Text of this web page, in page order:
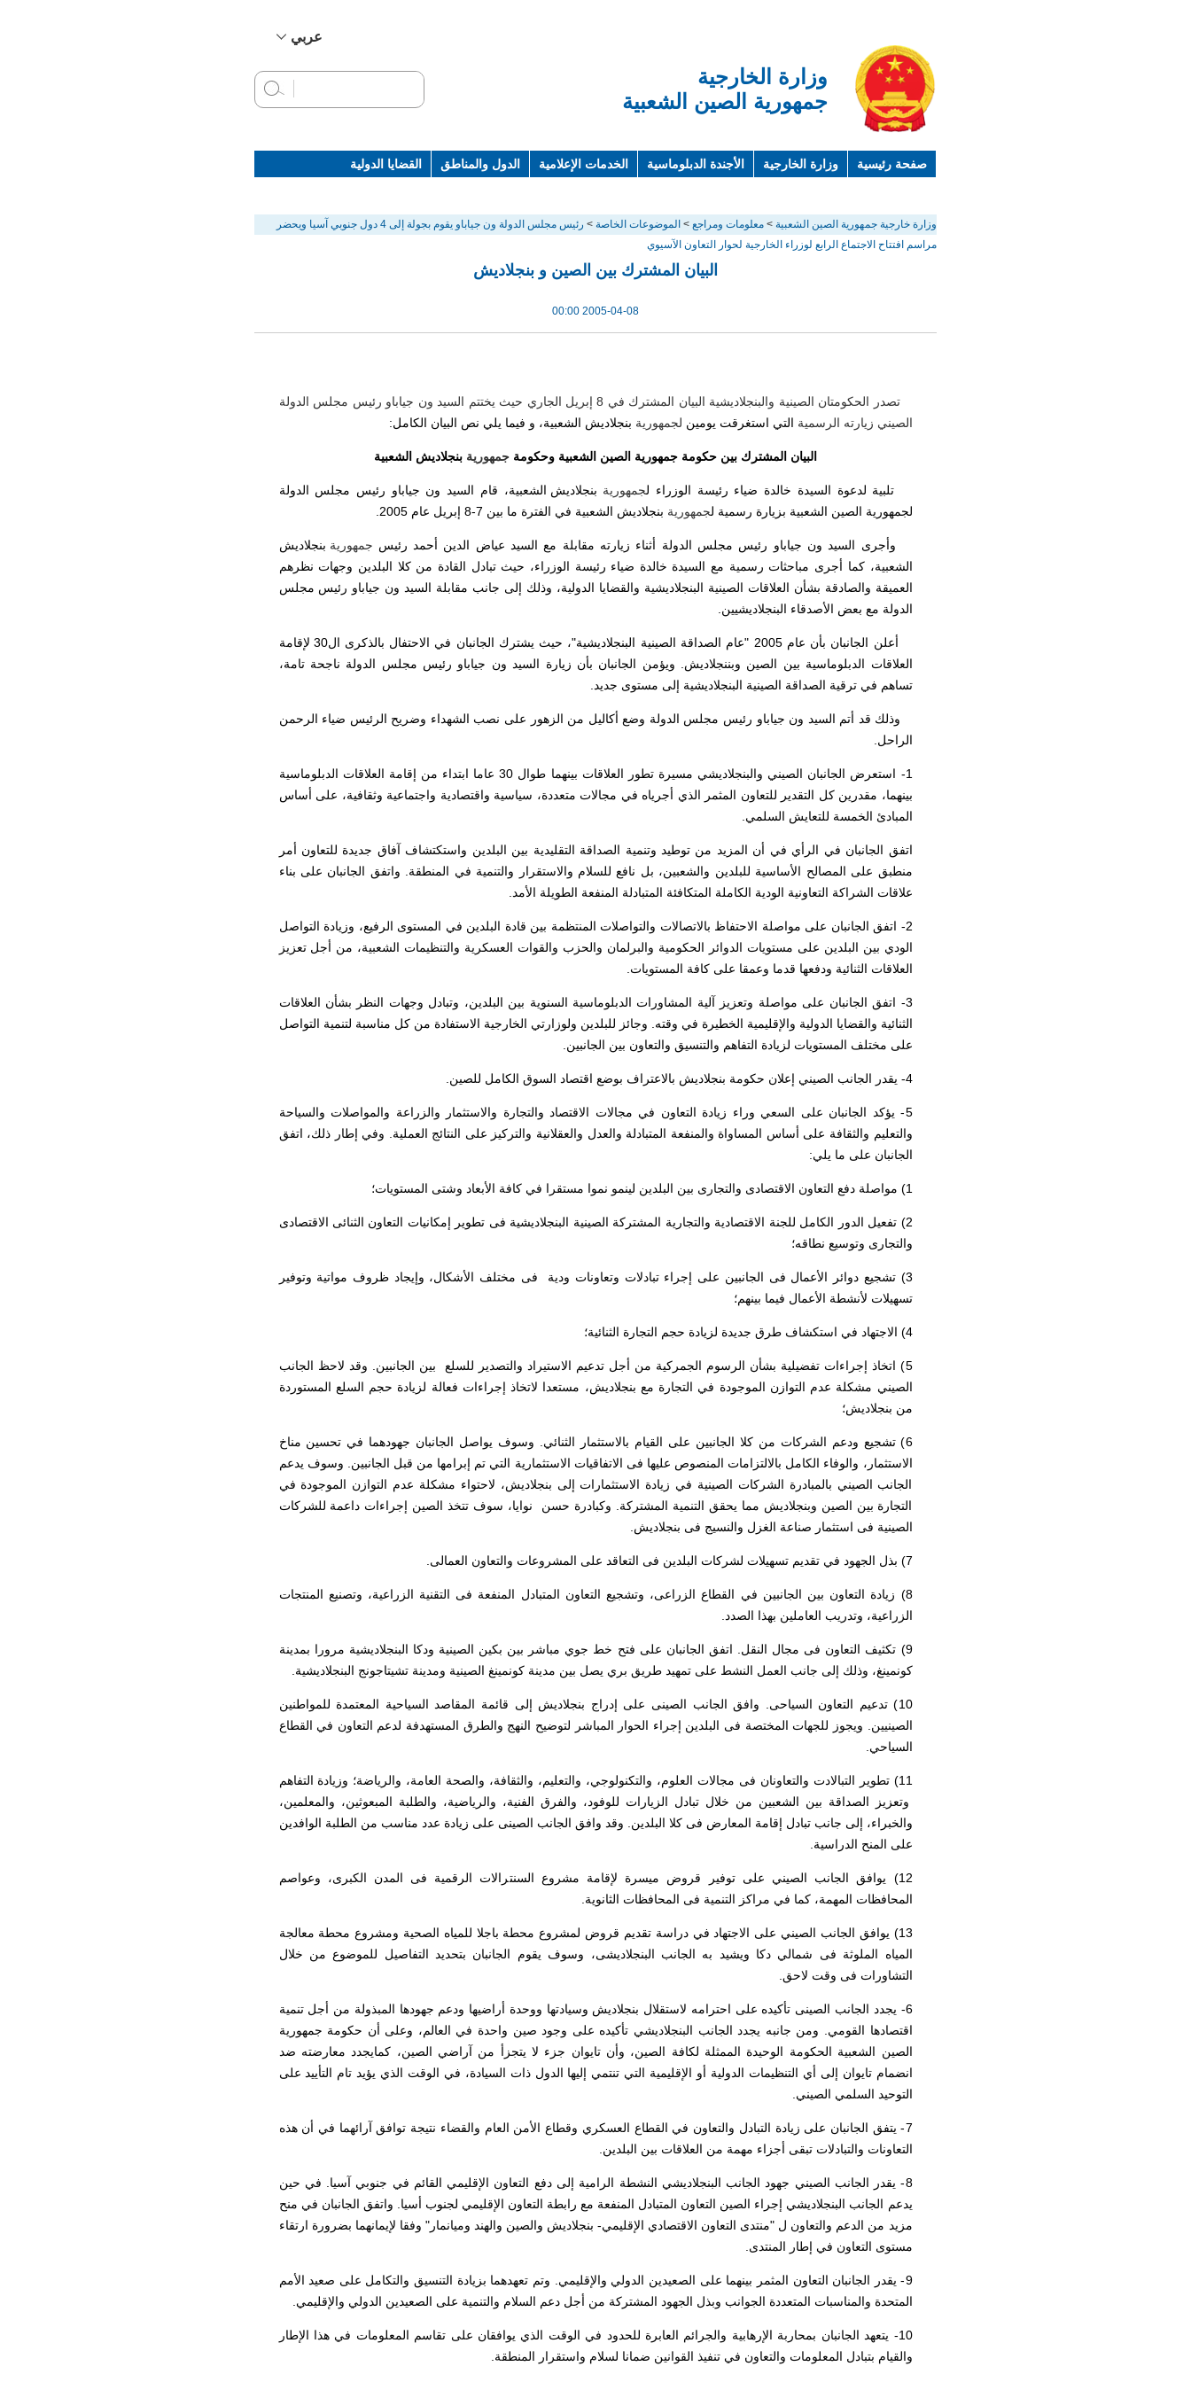
عربي
English
وزارة الخارجية
جمهورية الصين الشعبية
صفحة رئيسية وزارة الخارجية الأجندة الدبلوماسية الخدمات الإعلامية الدول والمناطق
القضايا الدولية
وزارة خارجية جمهورية الصين الشعبية > معلومات ومراجع > الموضوعات الخاصة >
رئيس مجلس الدولة ون جياباو يقوم بجولة إلى 4 دول جنوبي آسيا ويحضر
مراسم افتتاح الاجتماع الرابع لوزراء الخارجية لحوار التعاون الآسيوي
البيان المشترك بين الصين و بنجلاديش
2005-04-08 00:00
تصدر الحكومتان الصينية والبنجلاديشية البيان المشترك في 8 إبريل الجاري حيث يختتم السيد ون جياباو رئيس مجلس الدولة
الصيني زيارته الرسمية التي استغرقت يومين لجمهورية بنجلاديش الشعبية، و فيما يلي نص البيان الكامل:
البيان المشترك بين حكومة جمهورية الصين الشعبية وحكومة جمهورية بنجلاديش الشعبية
تلبية لدعوة السيدة خالدة ضياء رئيسة الوزراء لجمهورية بنجلاديش الشعبية، قام السيد ون جياباو رئيس مجلس الدولة
لجمهورية الصين الشعبية بزيارة رسمية لجمهورية بنجلاديش الشعبية في الفترة ما بين 7-8 إبريل عام 2005.
وأجرى السيد ون جياباو رئيس مجلس الدولة أثناء زيارته مقابلة مع السيد عياض الدين أحمد رئيس جمهورية بنجلاديش
الشعبية، كما أجرى مباحثات رسمية مع السيدة خالدة ضياء رئيسة الوزراء، حيث تبادل القادة من كلا البلدين وجهات نظرهم
العميقة والصادقة بشأن العلاقات الصينية البنجلاديشية والقضايا الدولية، وذلك إلى جانب مقابلة السيد ون جياباو رئيس مجلس
الدولة مع بعض الأصدقاء البنجلاديشيين.
أعلن الجانبان بأن عام 2005 "عام الصداقة الصينية البنجلاديشية"، حيث يشترك الجانبان في الاحتفال بالذكرى ال30 لإقامة
العلاقات الدبلوماسية بين الصين وبننجلاديش. ويؤمن الجانبان بأن زيارة السيد ون جياباو رئيس مجلس الدولة ناجحة تامة،
تساهم في ترقية الصداقة الصينية البنجلاديشية إلى مستوى جديد.
وذلك قد أتم السيد ون جياباو رئيس مجلس الدولة وضع أكاليل من الزهور على نصب الشهداء وضريح الرئيس ضياء الرحمن
الراحل.
1- استعرض الجانبان الصيني والبنجلاديشي مسيرة تطور العلاقات بينهما طوال 30 عاما ابتداء من إقامة العلاقات الدبلوماسية
بينهما، مقدرين كل التقدير للتعاون المثمر الذي أجرياه في مجالات متعددة، سياسية واقتصادية واجتماعية وثقافية، على أساس
المبادئ الخمسة للتعايش السلمي.
اتفق الجانبان في الرأي في أن المزيد من توطيد وتنمية الصداقة التقليدية بين البلدين واستكتشاف آفاق جديدة للتعاون أمر
منطبق على المصالح الأساسية للبلدين والشعبين، بل نافع للسلام والاستقرار والتنمية في المنطقة. واتفق الجانبان على بناء
علاقات الشراكة التعاونية الودية الكاملة المتكافئة المتبادلة المنفعة الطويلة الأمد.
2- اتفق الجانبان على مواصلة الاحتفاظ بالاتصالات والتواصلات المنتظمة بين قادة البلدين في المستوى الرفيع، وزيادة التواصل
الودي بين البلدين على مستويات الدوائر الحكومية والبرلمان والحزب والقوات العسكرية والتنظيمات الشعبية، من أجل تعزيز
العلاقات الثنائية ودفعها قدما وعمقا على كافة المستويات.
3- اتفق الجانبان على مواصلة وتعزيز آلية المشاورات الدبلوماسية السنوية بين البلدين، وتبادل وجهات النظر بشأن العلاقات
الثنائية والقضايا الدولية والإقليمية الخطيرة في وقته. وجائز للبلدين ولوزارتي الخارجية الاستفادة من كل مناسبة لتنمية التواصل
على مختلف المستويات لزيادة التفاهم والتنسيق والتعاون بين الجانبين.
4- يقدر الجانب الصيني إعلان حكومة بنجلاديش بالاعتراف بوضع اقتصاد السوق الكامل للصين.
5- يؤكد الجانبان على السعي وراء زيادة التعاون في مجالات الاقتصاد والتجارة والاستثمار والزراعة والمواصلات والسياحة
والتعليم والثقافة على أساس المساواة والمنفعة المتبادلة والعدل والعقلانية والتركيز على النتائج العملية. وفي إطار ذلك، اتفق
الجانبان على ما يلي:
1) مواصلة دفع التعاون الاقتصادى والتجارى بين البلدين لينمو نموا مستقرا في كافة الأبعاد وشتى المستويات؛
2) تفعيل الدور الكامل للجنة الاقتصادية والتجارية المشتركة الصينية البنجلاديشية فى تطوير إمكانيات التعاون الثنائى الاقتصادى
والتجارى وتوسيع نطاقه؛
3) تشجيع دوائر الأعمال فى الجانبين على إجراء تبادلات وتعاونات ودية فى مختلف الأشكال، وإيجاد ظروف مواتية وتوفير
تسهيلات لأنشطة الأعمال فيما بينهم؛
4) الاجتهاد في استكشاف طرق جديدة لزيادة حجم التجارة الثنائية؛
5) اتخاذ إجراءات تفضيلية بشأن الرسوم الجمركية من أجل تدعيم الاستيراد والتصدير للسلع بين الجانبين. وقد لاحظ الجانب
الصيني مشكلة عدم التوازن الموجودة في التجارة مع بنجلاديش، مستعدا لاتخاذ إجراءات فعالة لزيادة حجم السلع المستوردة
من بنجلاديش؛
6) تشجيع ودعم الشركات من كلا الجانبين على القيام بالاستثمار الثنائي. وسوف يواصل الجانبان جهودهما في تحسين مناخ
الاستثمار، والوفاء الكامل بالالتزامات المنصوص عليها فى الاتفاقيات الاستثمارية التي تم إبرامها من قبل الجانبين. وسوف يدعم
الجانب الصيني بالمبادرة الشركات الصينية في زيادة الاستثمارات إلى بنجلاديش، لاحتواء مشكلة عدم التوازن الموجودة في
التجارة بين الصين وبنجلاديش مما يحقق التنمية المشتركة. وكبادرة حسن نوايا، سوف تتخذ الصين إجراءات داعمة للشركات
الصينية فى استثمار صناعة الغزل والنسيج فى بنجلاديش.
7) بذل الجهود في تقديم تسهيلات لشركات البلدين فى التعاقد على المشروعات والتعاون العمالى.
8) زيادة التعاون بين الجانبين في القطاع الزراعى، وتشجيع التعاون المتبادل المنفعة فى التقنية الزراعية، وتصنيع المنتجات
الزراعية، وتدريب العاملين بهذا الصدد.
9) تكثيف التعاون فى مجال النقل. اتفق الجانبان على فتح خط جوي مباشر بين بكين الصينية ودكا البنجلاديشية مرورا بمدينة
كونمينغ، وذلك إلى جانب العمل النشط على تمهيد طريق بري يصل بين مدينة كونمينغ الصينية ومدينة تشيتاجونج البنجلاديشية.
10) تدعيم التعاون السياحى. وافق الجانب الصينى على إدراج بنجلاديش إلى قائمة المقاصد السياحية المعتمدة للمواطنين
الصينيين. ويجوز للجهات المختصة فى البلدين إجراء الحوار المباشر لتوضيح النهج والطرق المستهدفة لدعم التعاون في القطاع
السياحي.
11) تطوير التبالادت والتعاونان فى مجالات العلوم، والتكنولوجي، والتعليم، والثقافة، والصحة العامة، والرياضة؛ وزيادة التفاهم
وتعزيز الصداقة بين الشعبين من خلال تبادل الزيارات للوفود، والفرق الفنية، والرياضية، والطلبة المبعوثين، والمعلمين،
والخبراء، إلى جانب تبادل إقامة المعارض فى كلا البلدين. وقد وافق الجانب الصينى على زيادة عدد مناسب من الطلبة الوافدين
على المنح الدراسية.
12) يوافق الجانب الصيني على توفير قروض ميسرة لإقامة مشروع السنترالات الرقمية فى المدن الكبرى، وعواصم
المحافظات المهمة، كما في مراكز التنمية فى المحافظات الثانوية.
13) يوافق الجانب الصيني على الاجتهاد في دراسة تقديم قروض لمشروع محطة باجلا للمياه الصحية ومشروع محطة معالجة
المياه الملوثة فى شمالي دكا ويشيد به الجانب البنجلاديشى، وسوف يقوم الجانبان بتحديد التفاصيل للموضوع من خلال
التشاورات فى وقت لاحق.
6- يجدد الجانب الصينى تأكيده على احترامه لاستقلال بنجلاديش وسيادتها ووحدة أراضيها ودعم جهودها المبذولة من أجل تنمية
اقتصادها القومي. ومن جانبه يجدد الجانب البنجلاديشي تأكيده على وجود صين واحدة في العالم، وعلى أن حكومة جمهورية
الصين الشعبية الحكومة الوحيدة الممثلة لكافة الصين، وأن تايوان جزء لا يتجزأ من آراضي الصين، كمايجدد معارضته ضد
انضمام تايوان إلى أي التنظيمات الدولية أو الإقليمية التي تنتمي إليها الدول ذات السيادة، في الوقت الذي يؤيد تام التأييد على
التوحيد السلمي الصيني.
7- يتفق الجانبان على زيادة التبادل والتعاون في القطاع العسكري وقطاع الأمن العام والقضاء نتيجة توافق آرائهما في أن هذه
التعاونات والتبادلات تبقى أجزاء مهمة من العلاقات بين البلدين.
8- يقدر الجانب الصيني جهود الجانب البنجلاديشي النشطة الرامية إلى دفع التعاون الإقليمي القائم في جنوبي آسيا. في حين
يدعم الجانب البنجلاديشي إجراء الصين التعاون المتبادل المنفعة مع رابطة التعاون الإقليمي لجنوب أسيا. واتفق الجانبان في منح
مزيد من الدعم والتعاون ل "منتدى التعاون الاقتصادي الإقليمي- بنجلاديش والصين والهند وميانمار" وفقا لإيمانهما بضرورة ارتقاء
مستوى التعاون في إطار المنتدى.
9- يقدر الجانبان التعاون المثمر بينهما على الصعيدين الدولي والإقليمي. وتم تعهدهما بزيادة التنسيق والتكامل على صعيد الأمم
المتحدة والمناسبات المتعددة الجوانب وبذل الجهود المشتركة من أجل دعم السلام والتنمية على الصعيدين الدولي والإقليمي.
10- يتعهد الجانبان بمحاربة الإرهابية والجرائم العابرة للحدود في الوقت الذي يوافقان على تقاسم المعلومات في هذا الإطار
والقيام بتبادل المعلومات والتعاون في تنفيذ القوانين ضمانا لسلام واستقرار المنطقة.